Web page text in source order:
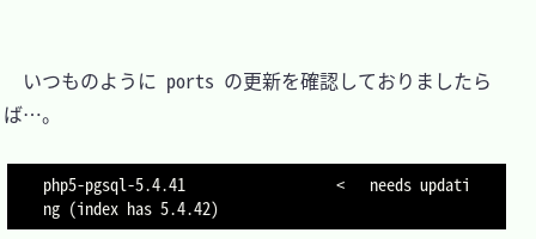
いつものように ports の更新を確認しておりましたら
ば…。
php5-pgsql-5.4.41                  <   needs updati